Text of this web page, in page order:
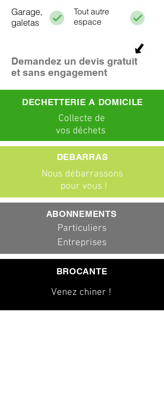
Garage,
galetas
Tout autre
espace
Demandez un devis gratuit
et sans engagement
DECHETTERIE A DOMICILE
Collecte de
vos déchets
Nous débarrassons
pour vous !
DEBARRAS
ABONNEMENTS
Particuliers
Entreprises
BROCANTE
Venez chiner !